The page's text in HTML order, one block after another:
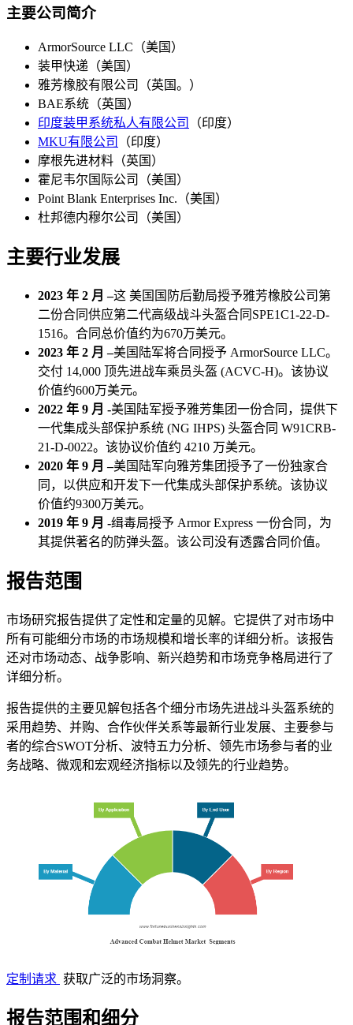
主要公司简介
ArmorSource LLC（美国）
装甲快递（美国）
雅芳橡胶有限公司（英国。）
BAE系统（英国）
印度装甲系统私人有限公司
（印度）
MKU有限公司
（印度）
摩根先进材料（英国）
霍尼韦尔国际公司（美国）
Point Blank Enterprises Inc.（美国）
杜邦德内穆尔公司（美国）
主要行业发展
2023 年 2 月 –这 美国国防后勤局授予雅芳橡胶公司第
二份合同供应第二代高级战斗头盔合同SPE1C1-22-D-
1516。合同总价值约为670万美元。
2023 年 2 月 –美国陆军将合同授予 ArmorSource LLC。
交付 14,000 顶先进战车乘员头盔 (ACVC-H)。该协议
价值约600万美元。
2022 年 9 月 -美国陆军授予雅芳集团一份合同，提供下
一代集成头部保护系统 (NG IHPS) 头盔合同 W91CRB-
21-D-0022。该协议价值约 4210 万美元。
2020 年 9 月 –美国陆军向雅芳集团授予了一份独家合
同，以供应和开发下一代集成头部保护系统。该协议
价值约9300万美元。
2019 年 9 月 -缉毒局授予 Armor Express 一份合同，为
其提供著名的防弹头盔。该公司没有透露合同价值。
报告范围
市场研究报告提供了定性和定量的见解。它提供了对市场中
所有可能细分市场的市场规模和增长率的详细分析。该报告
还对市场动态、战争影响、新兴趋势和市场竞争格局进行了
详细分析。
报告提供的主要见解包括各个细分市场先进战斗头盔系统的
采用趋势、并购、合作伙伴关系等最新行业发展、主要参与
者的综合SWOT分析、波特五力分析、领先市场参与者的业
务战略、微观和宏观经济指标以及领先的行业趋势。
定制请求 获取广泛的市场洞察。
报告范围和细分